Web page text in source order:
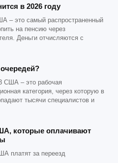
в 2026 году
– это самый распространенный
на пенсию через
Деньги отчисляются с
США – это рабочая
категория, через которую в
тысячи специалистов и
которые оплачивают
платят за переезд